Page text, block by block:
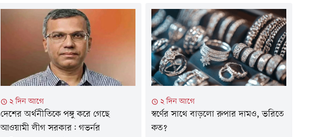
মুরগি, পাঙাশ ও তেলাপিয়ার দামও বেড়েছে। ফলে
নিম্ন ও মধ্যবিত্ত পরিবারের ওপর বাড়ছে বাজার খরচের
চাপ।শুক্রবার (৭ আগস্ট) রাজধানীর বিভিন্ন বাজার ঘুরে
দেখা গেছে, ২০০ টাকার নিচে কোনো মাছ বা ব্রয়লার
মুরগি পাওয়া যাচ্ছে...
হাজার ২৬৬ টাকা কমিয়ে ভ্যাটসহ ২২ ক্যারেটের এক
ভরি স্বর্ণের দাম ২ লাখ ২৯ হাজার ৬৬৪ টাকা নির্ধারণ
করেছে সংগঠনটি।শুক্রবার (৭ আগস্ট) সকালে এক
বিজ্ঞপ্তিতে এ তথ্য জানিয়েছে বাজুস। নতুন...
২ দিন আগে
দেশের অর্থনীতিকে পঙ্গু করে গেছে
আওয়ামী লীগ সরকার: গভর্নর
২ দিন আগে
স্বর্ণের সাথে বাড়লো রুপার দামও, ভরিতে
কত?